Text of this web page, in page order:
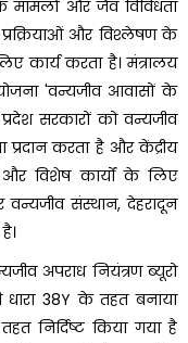
मामलों और जैव विविधता
और विश्लेषण के
कार्य करता है। मंत्रालय
'वन्यजीव आवासों के
सरकारों को वन्यजीव
करता है और केंद्रीय
और विशेष कार्यों के लिए
वन्यजीव संस्थान, देहरादून
अपराध नियंत्रण ब्यूरो
38Y के तहत बनाया
निर्दिष्ट किया गया है